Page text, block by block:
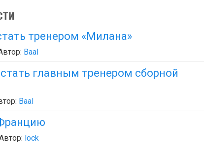
тренером «Милана»
Baal
главным тренером сборной
Baal
lock